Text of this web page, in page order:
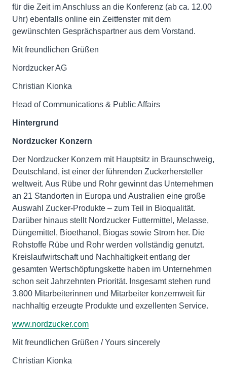
für die Zeit im Anschluss an die Konferenz (ab ca. 12.00
Uhr) ebenfalls online ein Zeitfenster mit dem
gewünschten Gesprächspartner aus dem Vorstand.
Mit freundlichen Grüßen
Nordzucker AG
Christian Kionka
Head of Communications & Public Affairs
Hintergrund
Nordzucker Konzern
Der Nordzucker Konzern mit Hauptsitz in Braunschweig,
Deutschland, ist einer der führenden Zuckerhersteller
weltweit. Aus Rübe und Rohr gewinnt das Unternehmen
an 21 Standorten in Europa und Australien eine große
Auswahl Zucker-Produkte – zum Teil in Bioqualität.
Darüber hinaus stellt Nordzucker Futtermittel, Melasse,
Düngemittel, Bioethanol, Biogas sowie Strom her. Die
Rohstoffe Rübe und Rohr werden vollständig genutzt.
Kreislaufwirtschaft und Nachhaltigkeit entlang der
gesamten Wertschöpfungskette haben im Unternehmen
schon seit Jahrzehnten Priorität. Insgesamt stehen rund
3.800 Mitarbeiterinnen und Mitarbeiter konzernweit für
nachhaltig erzeugte Produkte und exzellenten Service.
www.nordzucker.com
Mit freundlichen Grüßen / Yours sincerely
Christian Kionka